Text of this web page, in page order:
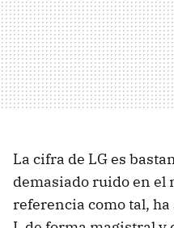
La cifra de LG es
demasiado ruido en el
referencia como tal,